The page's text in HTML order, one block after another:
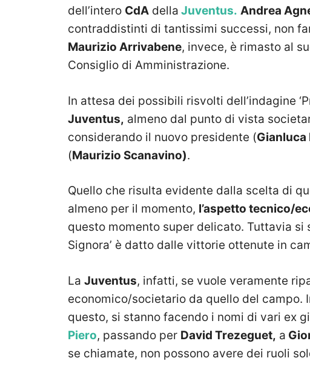
dell’intero CdA della Juventus. Andrea
contraddistinti di tantissimi successi, non
Maurizio Arrivabene, invece, è rimasto al
Consiglio di Amministrazione.
In attesa dei possibili risvolti dell’indagine
Juventus, almeno dal punto di vista
considerando il nuovo presidente (Gianluca
(Maurizio Scanavino).
Quello che risulta evidente dalla scelta di
almeno per il momento, l’aspetto tecnico/
questo momento super delicato. Tuttavia si
Signora’ è datto dalle vittorie ottenute in
La Juventus, infatti, se vuole veramente
economico/societario da quello del campo.
questo, si stanno facendo i nomi di vari ex
Piero, passando per David Trezeguet, a
se chiamate, non possono avere dei ruoli